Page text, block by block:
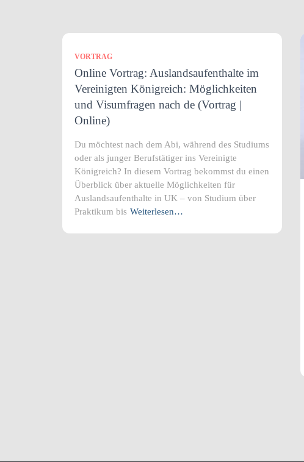
VORTRAG
Online Vortrag: Auslandsaufenthalte im
Vereinigten Königreich: Möglichkeiten
und Visumfragen nach de (Vortrag |
Online)
Du möchtest nach dem Abi, während des Studiums
oder als junger Berufstätiger ins Vereinigte
Königreich? In diesem Vortrag bekommst du einen
Überblick über aktuelle Möglichkeiten für
Auslandsaufenthalte in UK – von Studium über
Praktikum bis Weiterlesen…